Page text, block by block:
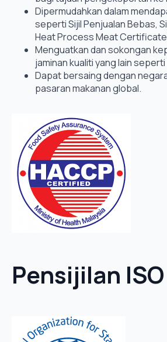
Dipermudahkan dalam
seperti Sijil Penjualan Bebas,
Heat Process Meat Certificate
Menguatkan dan sokongan
jaminan kualiti yang lain seperti
Dapat bersaing dengan
pasaran makanan global.
Pensijilan